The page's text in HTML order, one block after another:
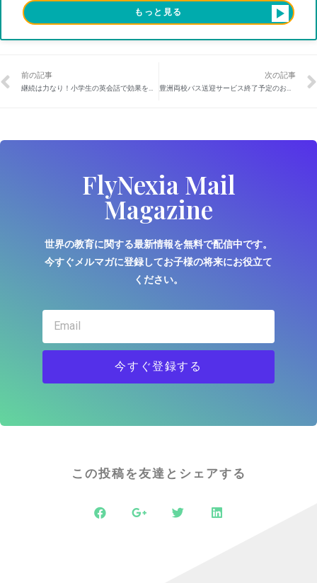
もっと見る
前の記事
継続は力なり！小学生の英会話で効果を感じるのは週何回？
次の記事
豊洲両校バス送迎サービス終了予定のお知らせ
FlyNexia Mail
Magazine
世界の教育に関する最新情報を無料で配信中です。
今すぐメルマガに登録してお子様の将来にお役立て
ください。
今すぐ登録する
この投稿を友達とシェアする